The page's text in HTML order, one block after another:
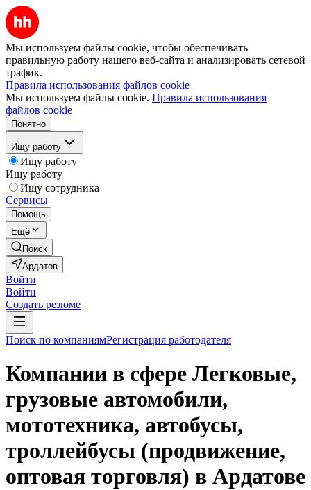
Мы используем файлы cookie, чтобы обеспечивать
правильную работу нашего веб-сайта и анализировать сетевой
трафик.
Правила использования файлов cookie
Мы используем файлы cookie. Правила использования
файлов cookie
Понятно
Ищу работу
Ищу работу
Ищу работу
Ищу сотрудника
Сервисы
Помощь
Ещё
Поиск
Ардатов
Войти
Войти
Создать резюме
Поиск по компаниямРегистрация работодателя
Компании в сфере Легковые,
грузовые автомобили,
мототехника, автобусы,
троллейбусы (продвижение,
оптовая торговля) в Ардатове